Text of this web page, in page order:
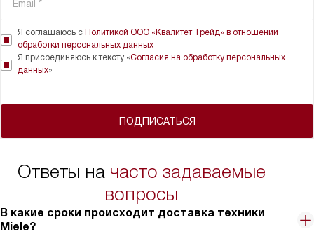
ПОДПИСАТЬСЯ
Я соглашаюсь с Политикой ООО «Квалитет Трейд» в отношении
обработки персональных данных
Я присоединяюсь к тексту «Согласия на обработку персональных
данных»
Ответы на часто задаваемые
вопросы
В какие сроки происходит доставка техники
Miele?